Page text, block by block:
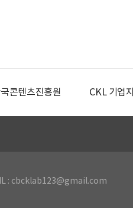
콘텐츠진흥원 CKL 기업
: cbcklab123@gmail.com